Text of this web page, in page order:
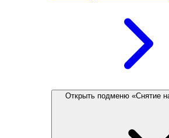
Открыть подменю «Снятие